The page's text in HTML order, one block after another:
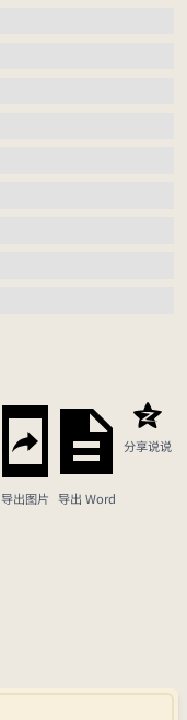
导出图片 导出 Word
分享说说